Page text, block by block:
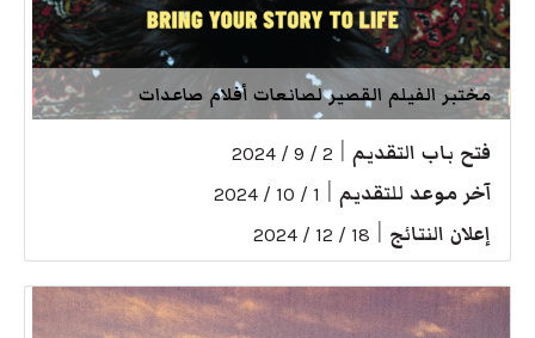
مختبر الفيلم القصير لصانعات أفلام صاعدات
فتح باب التقديم 2 / 9 / 2024
آخر موعد للتقديم 1 / 10 / 2024
إعلان النتائج 18 / 12 / 2024